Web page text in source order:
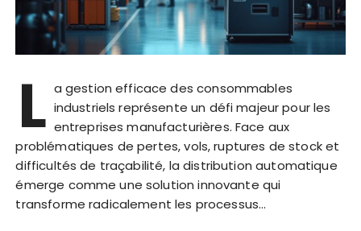
L a gestion efficace des consommables
industriels représente un défi majeur pour les
entreprises manufacturières. Face aux
problématiques de pertes, vols, ruptures de stock et
difficultés de traçabilité, la distribution automatique
émerge comme une solution innovante qui
transforme radicalement les processus…